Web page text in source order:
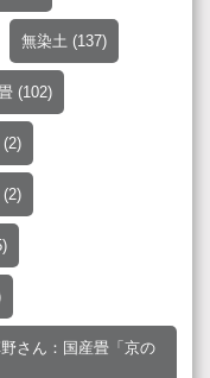
無染土 (137)
(102)
(2)
(2)
さん：国産畳「京の